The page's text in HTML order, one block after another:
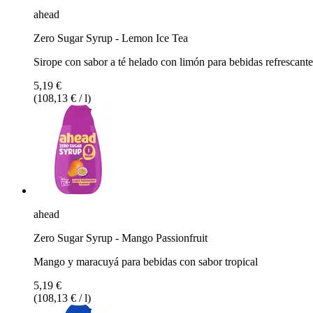
ahead
Zero Sugar Syrup - Lemon Ice Tea
Sirope con sabor a té helado con limón para bebidas
5,19 €
(108,13 € / l)
ahead
Zero Sugar Syrup - Mango Passionfruit
Mango y maracuyá para bebidas con sabor tropical
5,19 €
(108,13 € / l)